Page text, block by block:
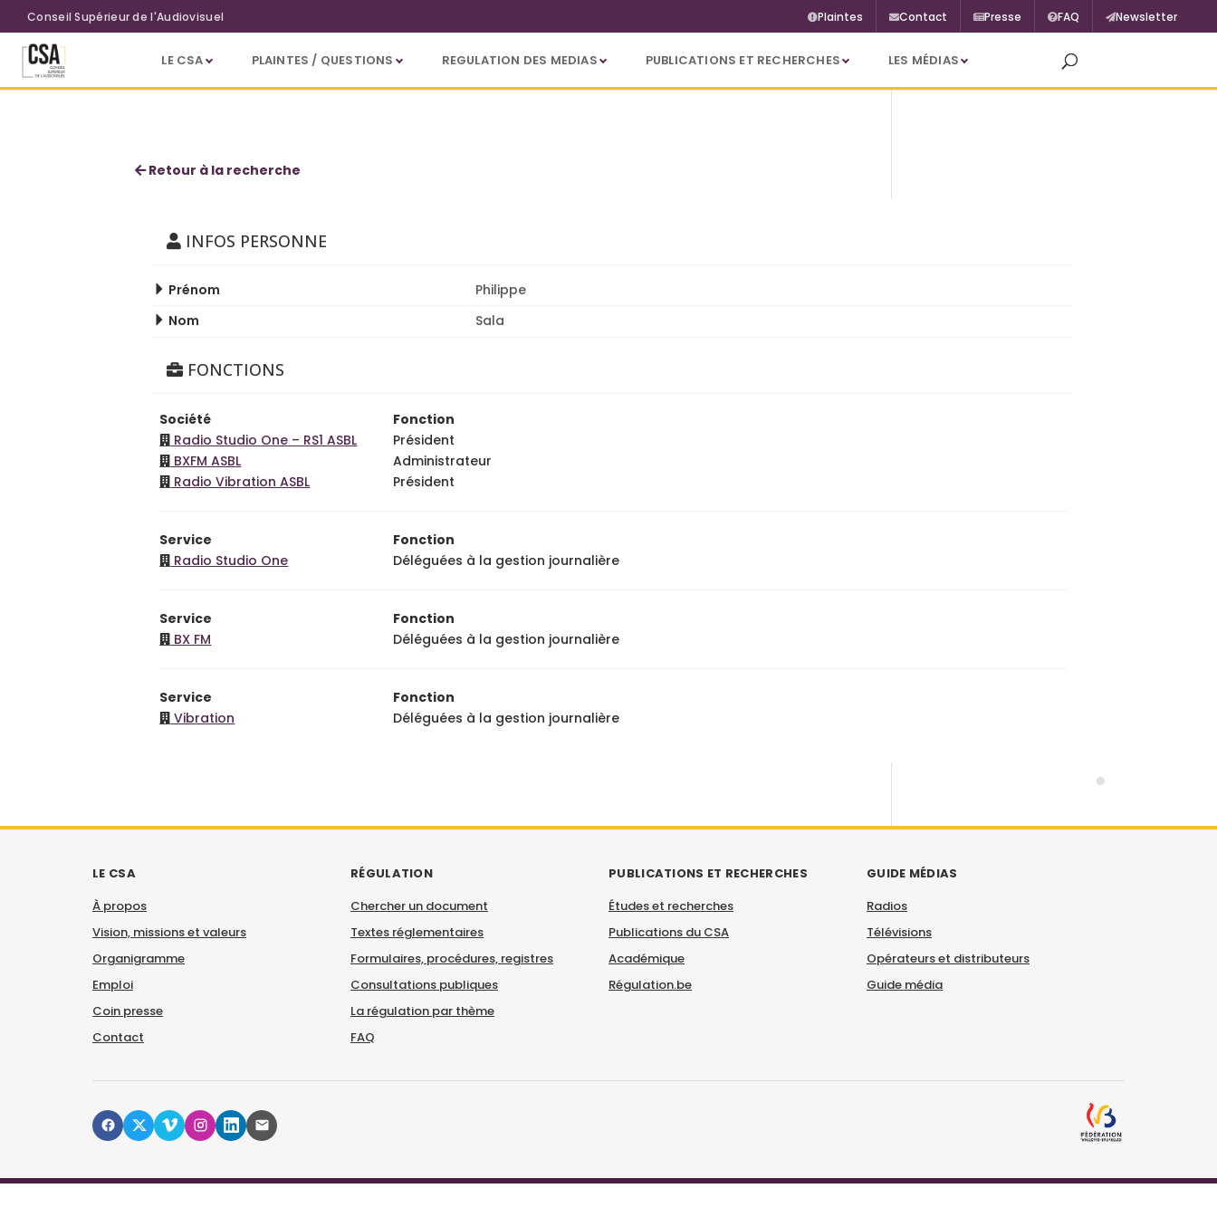
Aller au contenu principal
Conseil Supérieur de l'Audiovisuel Plaintes Contact Presse FAQ Newsletter
LE CSA PLAINTES / QUESTIONS REGULATION DES MEDIAS PUBLICATIONS ET RECHERCHES LES MÉDIAS
Philippe Sala
Retour à la recherche
INFOS PERSONNE
Prénom
Philippe
Nom
Sala
FONCTIONS
Société
Fonction
Radio Studio One – RS1 ASBL
Président
BXFM ASBL
Administrateur
Radio Vibration ASBL
Président
Service
Fonction
Radio Studio One
Déléguées à la gestion journalière
Service
Fonction
BX FM
Déléguées à la gestion journalière
Service
Fonction
Vibration
Déléguées à la gestion journalière
LE CSA
À propos
Vision, missions et valeurs
Organigramme
Emploi
Coin presse
Contact
RÉGULATION
Chercher un document
Textes réglementaires
Formulaires, procédures, registres
Consultations publiques
La régulation par thème
FAQ
PUBLICATIONS ET RECHERCHES
Études et recherches
Publications du CSA
Académique
Régulation.be
GUIDE MÉDIAS
Radios
Télévisions
Opérateurs et distributeurs
Guide média